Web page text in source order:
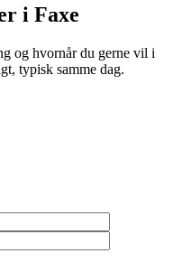
i Faxe
og hvornår du gerne vil i
typisk samme dag.